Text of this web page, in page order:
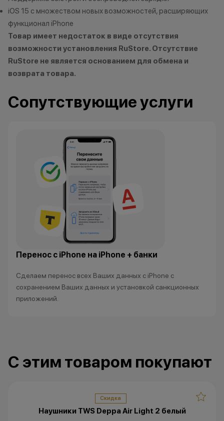
Кэшбэк: 1%
Технолев
Кэшбэк: 2%
Заряженный хищник
Кэшбэк: 3%
Кэшбэк: 4%
Важно знать
1 бонусный балл = 1 рубль.
Баллы начисляются автоматически
сразу после покупки.
Все цены и условия не являются
стоимость товаров уточняйте в
нашем колл-центре.
*Акции и бонусы не суммируются.
•Организатор (продавец) имеет
право отказать в заключении
причинам (отсутствие товара,
нарушение правил акции, иные
обоснованные причины).
iOS 15 с множеством новых возможностей, расширяющих
функционал iPhone
Товар имеет недостаток в виде отсутствия
возможности установления RuStore. Отсутствие
RuStore не является основанием для обмена и
возврата товара.
Сопутствующие услуги
Перенос с iPhone на iPhone + банки
Сделаем перенос всех Ваших данных с iPhone с
сохранением Ваших данных и установкой санкционных
приложений.
С этим товаром покупают
Скидка
Наушники TWS Deppa Air Light 2 белый